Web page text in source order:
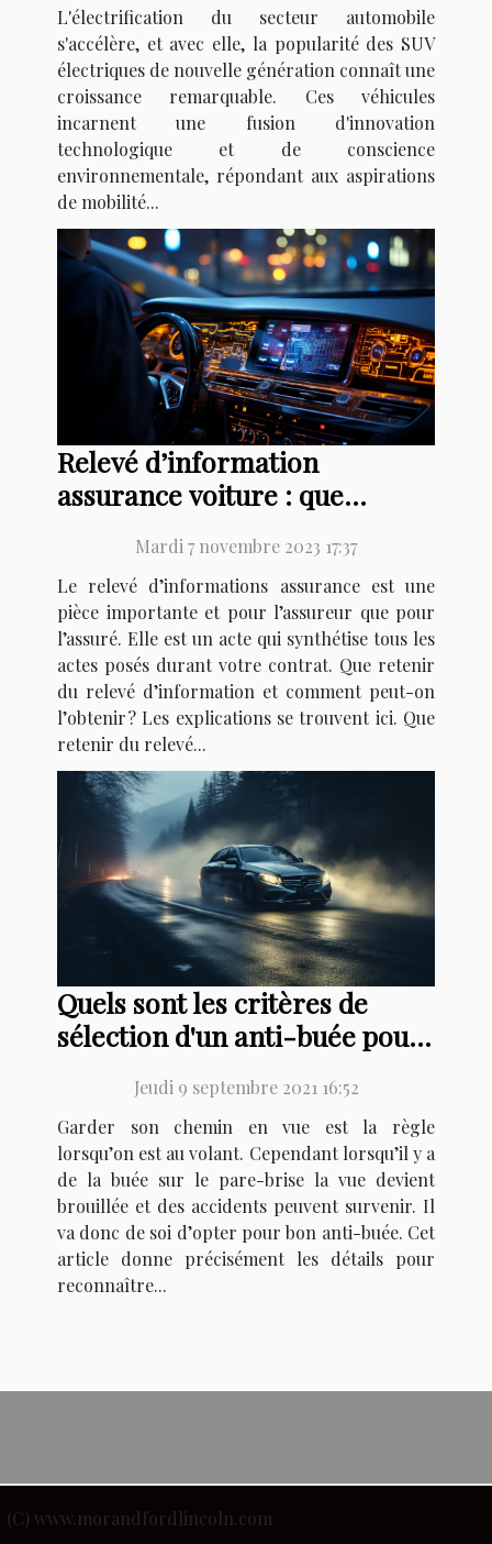
L'électrification du secteur automobile
s'accélère, et avec elle, la popularité des SUV
électriques de nouvelle génération connaît une
croissance remarquable. Ces véhicules
incarnent une fusion d'innovation
technologique et de conscience
environnementale, répondant aux aspirations
de mobilité...
Relevé d’information
assurance voiture : que
Mardi 7 novembre 2023 17:37
Le relevé d’informations assurance est une
pièce importante et pour l’assureur que pour
l’assuré. Elle est un acte qui synthétise tous les
actes posés durant votre contrat. Que retenir
du relevé d’information et comment peut-on
l’obtenir ? Les explications se trouvent ici. Que
retenir du relevé...
Quels sont les critères de
sélection d'un anti-buée pour
Jeudi 9 septembre 2021 16:52
Garder son chemin en vue est la règle
lorsqu’on est au volant. Cependant lorsqu’il y a
de la buée sur le pare-brise la vue devient
brouillée et des accidents peuvent survenir. Il
va donc de soi d’opter pour bon anti-buée. Cet
article donne précisément les détails pour
reconnaître...
(C) www.morandfordlincoln.com